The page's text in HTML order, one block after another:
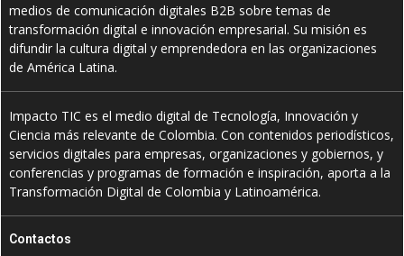
medios de comunicación digitales B2B sobre temas de
transformación digital e innovación empresarial. Su misión es
difundir la cultura digital y emprendedora en las organizaciones
de América Latina.
Impacto TIC es el medio digital de Tecnología, Innovación y
Ciencia más relevante de Colombia. Con contenidos periodísticos,
servicios digitales para empresas, organizaciones y gobiernos, y
conferencias y programas de formación e inspiración, aporta a la
Transformación Digital de Colombia y Latinoamérica.
Contactos